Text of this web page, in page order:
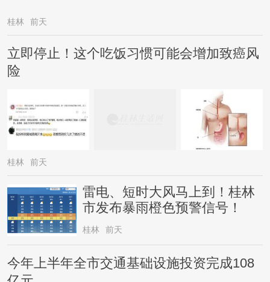
桂林 前天
立即停止！这个吃饭习惯可能会增加致癌风
险
桂林 前天
雷电、短时大风马上到！桂林
市发布暴雨橙色预警信号！
桂林 前天
今年上半年全市交通基础设施投资完成108